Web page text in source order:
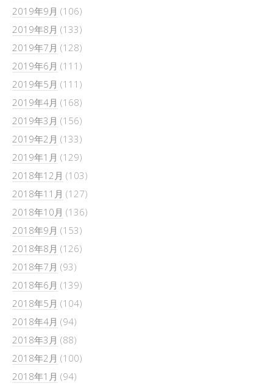
2019年9月 (106)
2019年8月 (133)
2019年7月 (128)
2019年6月 (111)
2019年5月 (111)
2019年4月 (168)
2019年3月 (156)
2019年2月 (133)
2019年1月 (129)
2018年12月 (103)
2018年11月 (127)
2018年10月 (136)
2018年9月 (153)
2018年8月 (126)
2018年7月 (93)
2018年6月 (139)
2018年5月 (104)
2018年4月 (94)
2018年3月 (88)
2018年2月 (100)
2018年1月 (94)